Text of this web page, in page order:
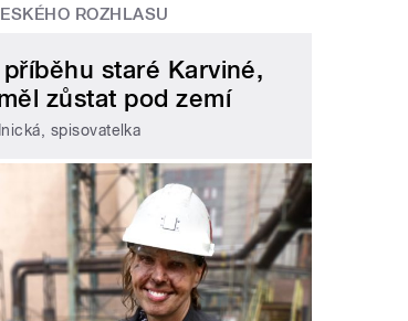
ROZHLASU
staré Karviné,
zůstat pod zemí
spisovatelka